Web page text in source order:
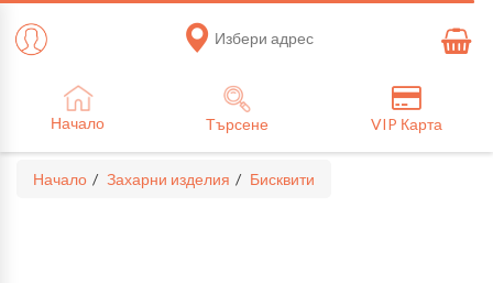
Избери адрес
Начало Търсене VIP Карта
Начало Захарни изделия Бисквити